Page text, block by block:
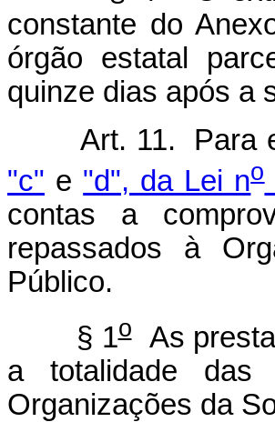
constante do
órgão estatal
quinze dias após a
Art. 11. Para
"c" e "d", da Lei no
contas a
repassados à
Público.
§ 1oAs
a totalidade das
Organizações da